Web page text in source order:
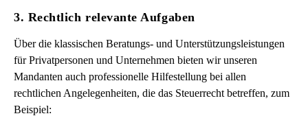
3. Rechtlich relevante Aufgaben
Über die klassischen Beratungs- und Unterstützungsleistungen
für Privatpersonen und Unternehmen bieten wir unseren
Mandanten auch professionelle Hilfestellung bei allen
rechtlichen Angelegenheiten, die das Steuerrecht betreffen, zum
Beispiel: